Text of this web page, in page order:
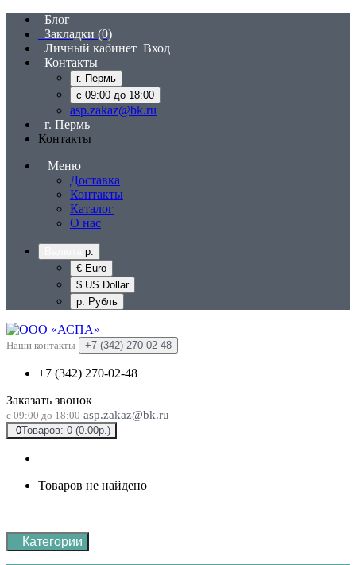
Блог
Закладки (0)
Личный кабинет Вход
Контакты
г. Пермь
с 09:00 до 18:00
asp.zakaz@bk.ru
г. Пермь
Контакты
Меню
Доставка
Контакты
Каталог
О нас
р.
€ Euro
$ US Dollar
р. Рубль
Наши контакты +7 (342) 270-02-48
+7 (342) 270-02-48
Заказать звонок
с 09:00 до 18:00 asp.zakaz@bk.ru
0Товаров: 0 (0.00р.)
Товаров не найдено
Категории